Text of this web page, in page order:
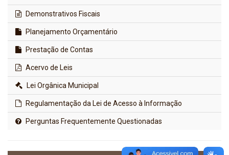
Demonstrativos Fiscais
Planejamento Orçamentário
Prestação de Contas
Acervo de Leis
Lei Orgânica Municipal
Regulamentação da Lei de Acesso à Informação
Perguntas Frequentemente Questionadas